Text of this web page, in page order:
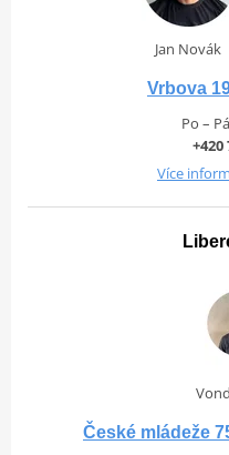
Jan Novák
Vrbova
Po –
+420
Více
České mládeže